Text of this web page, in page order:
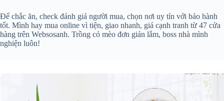
Để chắc ăn, check đánh giá người mua, chọn nơi uy tín với bảo hành
tốt. Mình hay mua online vì tiện, giao nhanh, giá cạnh tranh từ 47 cửa
hàng trên Websosanh. Trồng cỏ mèo đơn giản lắm, boss nhà mình
nghiện luôn!